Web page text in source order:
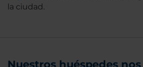
la ciudad.
Nuestros huéspedes nos